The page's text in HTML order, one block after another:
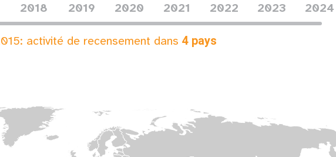
2018 2019 2020 2021 2022 2023 2024
: activité de recensement dans 4 pays